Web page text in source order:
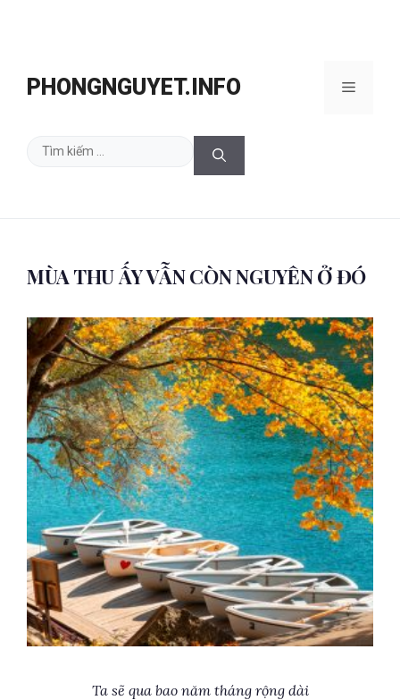
PHONGNGUYET.INFO Menu
Tìm
MÙA THU ẤY VẪN CÒN NGUYÊN Ở ĐÓ
Ta sẽ qua bao năm tháng rộng dài